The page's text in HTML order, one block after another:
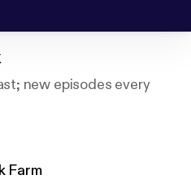
new episodes every
Farm